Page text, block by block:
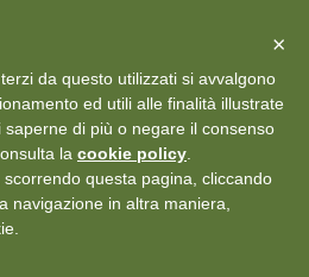
info@aceper.it Statuto
personali ×
da questo utilizzati si avvalgono
ed utili alle finalità illustrate
saperne di più o negare il consenso
la cookie policy
questa pagina, cliccando
navigazione in altra maniera,